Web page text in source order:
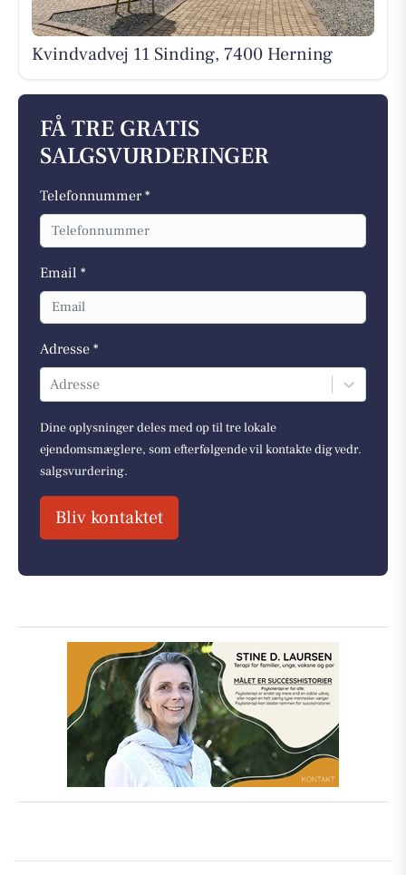
Kvindvadvej 11 Sinding, 7400 Herning
FÅ TRE GRATIS
SALGSVURDERINGER
Telefonnummer *
Email *
Adresse *
Adresse
Dine oplysninger deles med op til tre lokale
ejendomsmæglere, som efterfølgende vil kontakte dig vedr.
salgsvurdering.
Bliv kontaktet